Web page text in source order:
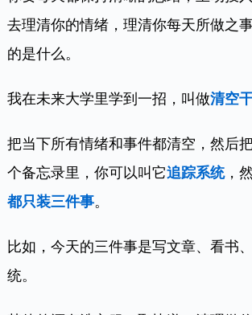
去理清你的情绪，理清你每天所做之
的是什么。
我在未来大学里学到一招，叫做清空
把当下所有情绪和事件都清空，然后
个备忘录里，你可以叫它追踪系统，
都只装三件事。
比如，今天的三件事是写文章、看书
统。